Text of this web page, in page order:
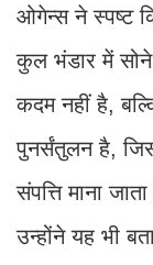
ओगेन्स ने स्पष्ट
कुल भंडार में सोने
कदम नहीं है,
पुनर्संतुलन है,
संपत्ति माना
उन्होंने यह भी